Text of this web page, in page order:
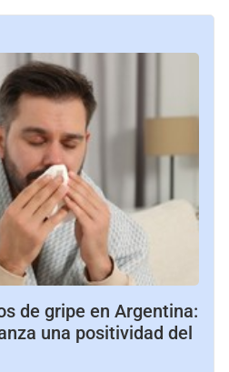
de gripe en Argentina:
una positividad del